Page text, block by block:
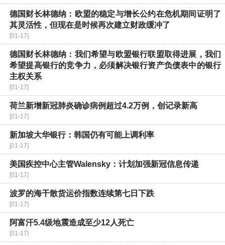
德国财长林德纳：欧盟的稳定与增长公约在危机期间证明了
其灵活性，但现在是时候再次建立财政缓冲了
[01-17]
德国财长林德纳：我们希望与欧盟银行联盟取得进展，我们
希望提高银行的竞争力，必须解决银行资产负债表中的银行
主权关系
[01-17]
荷兰新增新冠肺炎确诊病例超过4.2万例，创记录新高
[01-17]
新加坡大华银行：韩国仍有可能上调利率
[01-17]
美国疾控中心主管Walensky：计划加强新冠信息传递
[01-17]
波罗的海干散货运价指数连续第七日下跌
[01-17]
阿富汗5.4级地震造成至少12人死亡
[01-17]